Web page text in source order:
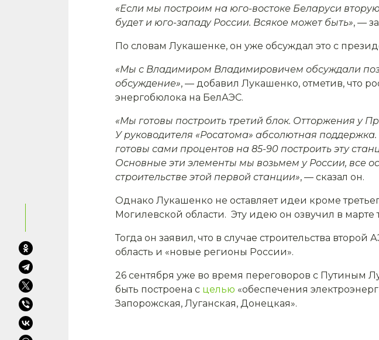
«Если мы построим на юго-востоке Беларуси
будет и юго-западу России. Всякое может быть», —
По словам Лукашенке, он уже обсуждал это с
«Мы с Владимиром Владимировичем обсуждали
обсуждение», — добавил Лукашенко, отметив, что
энергобюлока на БелАЭС.
«Мы готовы построить третий блок. Отторжения у
У руководителя «Росатома» абсолютная
готовы сами процентов на 85-90 построить эту
Основные эти элементы мы возьмем у России, все
строительстве этой первой станции», — сказал он.
Однако Лукашенко не оставляет идеи кроме
Могилевской области. Эту идею он озвучил в марте
Тогда он заявил, что в случае строительства
область и «новые регионы России».
26 сентября уже во время переговоров с Путиным
быть построена с целью «обеспечения
Запорожская, Луганская, Донецкая».